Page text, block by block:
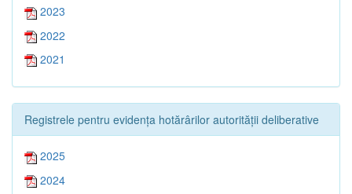
2023
2022
2021
Registrele pentru evidența hotărârilor autorității deliberative
2025
2024